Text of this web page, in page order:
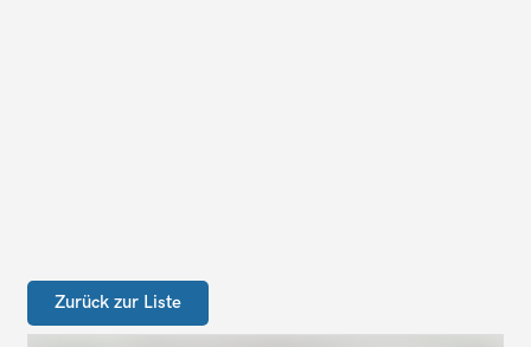
Zurück zur Liste